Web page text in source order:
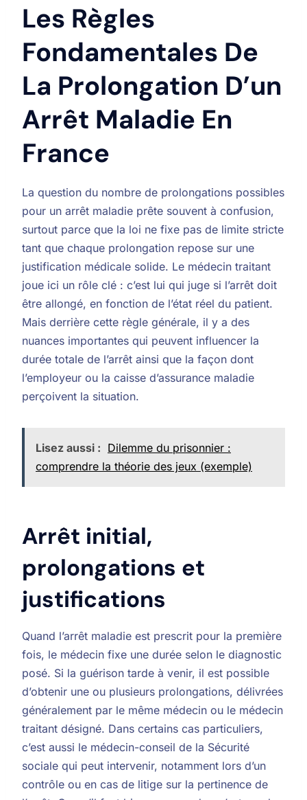
Les Règles
Fondamentales De
La Prolongation D’un
Arrêt Maladie En
France
La question du nombre de prolongations possibles
pour un arrêt maladie prête souvent à confusion,
surtout parce que la loi ne fixe pas de limite stricte
tant que chaque prolongation repose sur une
justification médicale solide. Le médecin traitant
joue ici un rôle clé : c’est lui qui juge si l’arrêt doit
être allongé, en fonction de l’état réel du patient.
Mais derrière cette règle générale, il y a des
nuances importantes qui peuvent influencer la
durée totale de l’arrêt ainsi que la façon dont
l’employeur ou la caisse d’assurance maladie
perçoivent la situation.
Lisez aussi : Dilemme du prisonnier :
comprendre la théorie des jeux (exemple)
Arrêt initial,
prolongations et
justifications
Quand l’arrêt maladie est prescrit pour la première
fois, le médecin fixe une durée selon le diagnostic
posé. Si la guérison tarde à venir, il est possible
d’obtenir une ou plusieurs prolongations, délivrées
généralement par le même médecin ou le médecin
traitant désigné. Dans certains cas particuliers,
c’est aussi le médecin-conseil de la Sécurité
sociale qui peut intervenir, notamment lors d’un
contrôle ou en cas de litige sur la pertinence de